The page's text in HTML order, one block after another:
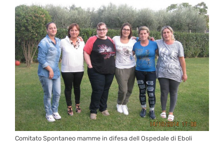
Comitato Spontaneo mamme in difesa dell Ospedale di Eboli